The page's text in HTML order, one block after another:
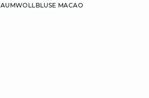
MACAO